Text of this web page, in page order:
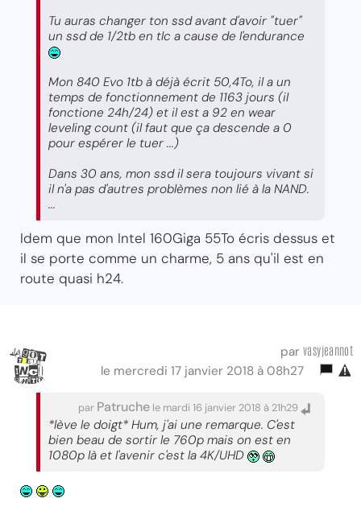
Tu auras changer ton ssd avant d'avoir "tuer"
un ssd de 1/2tb en tlc a cause de l'endurance
Mon 840 Evo 1tb à déjà écrit 50,4To, il a un
temps de fonctionnement de 1163 jours (il
fonctione 24h/24) et il est a 92 en wear
leveling count (il faut que ça descende a 0
pour espérer le tuer ...)
Dans 30 ans, mon ssd il sera toujours vivant si
il n'a pas d'autres problèmes non lié à la NAND.
...
Idem que mon Intel 160Giga 55To écris dessus et
il se porte comme un charme, 5 ans qu'il est en
route quasi h24.
parvasyjeannot
le mercredi 17 janvier 2018 à 08h27
par Patruche le mardi 16 janvier 2018 à 21h29
*lève le doigt* Hum, j'ai une remarque. C'est
bien beau de sortir le 760p mais on est en
1080p là et l'avenir c'est la 4K/UHD